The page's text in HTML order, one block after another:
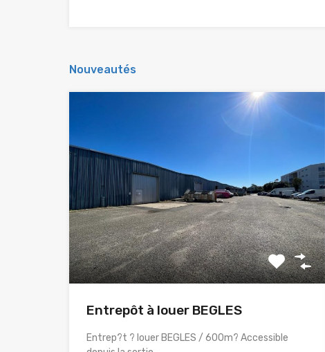
Nouveautés
Entrepôt à louer BEGLES
Entrep?t ? louer BEGLES / 600m? Accessible